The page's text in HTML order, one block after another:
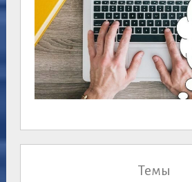
Темы